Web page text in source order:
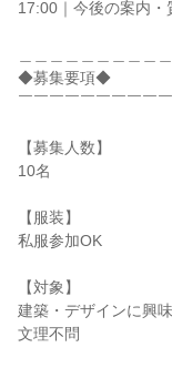
17:00｜今後の案内・
◆募集要項◆
￣￣￣￣￣￣￣￣￣
【募集人数】
10名
【服装】
私服参加OK
【対象】
建築・デザインに興
文理不問